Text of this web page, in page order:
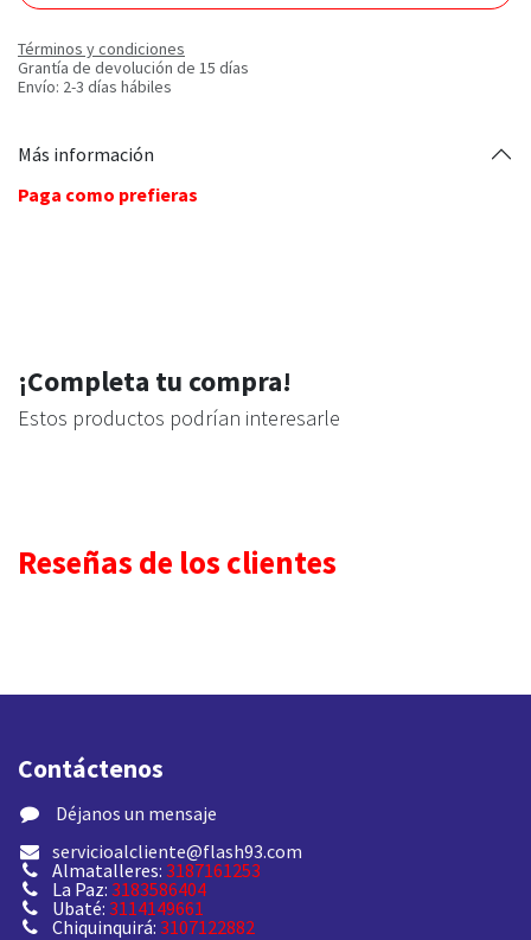
Términos y condiciones
Grantía de devolución de 15 días
Envío: 2-3 días hábiles
Más información
Paga como prefieras
¡Completa tu compra!
Estos productos podrían interesarle
Reseñas de los clientes
Contáctenos
​ Déjanos un mensaje
servicioalcliente@flash93.com
Almatalleres: 3187161253
La Paz: 3183586404
Ubaté: 3114149661
Chiquinquirá: 3107122882